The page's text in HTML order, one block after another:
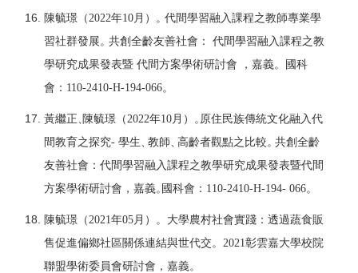
陳毓璟（ 2022年10 月） 。 代間學習融入課程之教師專業學
習社群發展 。 共創 全齡友善社會： 代間學習融入課程之教
學研究成果發表暨 代間方案學術研討會 ，嘉義。國科
會： 1 10-2410-H-194-066。
黃繼正 陳毓璟 （ 2022年10 月） 。 原住民族傳統文化融入代
間教育之探究- 學生 、教師 、高齡者觀點之比較 。 共創全齡
友善社會：代間學習融入課程之教學研究成果發表暨代間
方案學術研討會，嘉義。 國科會 ： 1 10-2410-H-194- 066。
陳毓璟（ 2021 年05 月）。大學農村社會實踐：透過蔬食販
售促進偏鄉社區關係連結與世代交。 2021 彰雲嘉大學校院
聯盟學術委員會研討會，嘉義。